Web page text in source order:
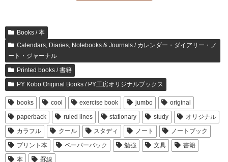
Books / 本
Calendars, Diaries, Notebooks & Journals / カレンダー・ダイアリー・ノ
ート・ジャーナル
Printed books / 書籍
PY Kobo Original Books / PY工房オリジナルブックス
books cool exercise book jumbo
original
paperback
ruled lines stationary study
オリジナル
カラフル
クール スタディ ノート
ノートブック
プリント本
ペーパーバック 勉強 文具
書籍
本
罫線